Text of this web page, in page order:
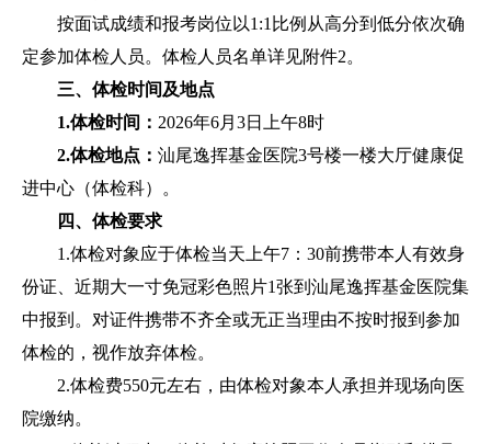
按面试成绩和报考岗位以1:1比例从高分到低分依次确
定参加体检人员。体检人员名单详见附件2。
三、体检时间及地点
1.体检时间： 2026年6月3日上午8时
2.体检地点： 汕尾逸挥基金医院3号楼一楼大厅健康促
进中心（体检科）。
四、体检要求
1.体检对象应于体检当天上午7：30前携带本人有效身
份证、近期大一寸免冠彩色照片1张到汕尾逸挥基金医院集
中报到。对证件携带不齐全或无正当理由不按时报到参加
体检的，视作放弃体检。
2.体检费550元左右，由体检对象本人承担并现场向医
院缴纳。